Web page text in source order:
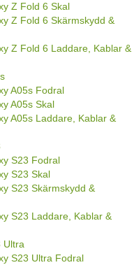
Z Fold 6 Skal
Z Fold 6 Skärmskydd &
Z Fold 6 Laddare, Kablar &
A05s Fodral
A05s Skal
A05s Laddare, Kablar &
S23 Fodral
S23 Skal
S23 Skärmskydd &
S23 Laddare, Kablar &
Ultra
S23 Ultra Fodral